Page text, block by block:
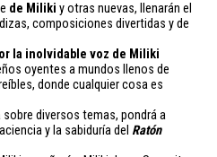
de Miliki y otras nuevas, llenarán el
composiciones divertidas y de
la inolvidable voz de Miliki
oyentes a mundos llenos de
donde cualquier cosa es
sobre diversos temas, pondrá a
y la sabiduría del Ratón